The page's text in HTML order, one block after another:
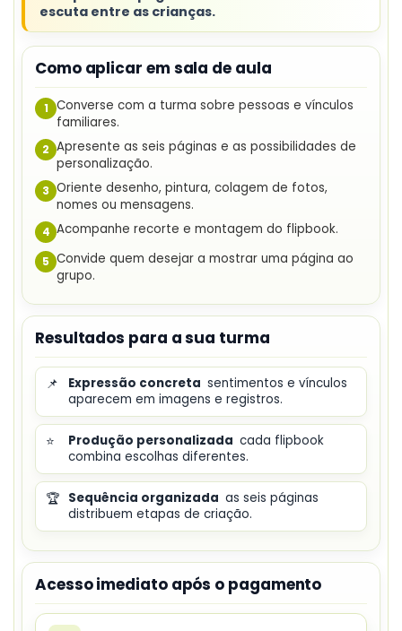
escuta entre as crianças.
Como aplicar em sala de aula
1 Converse com a turma sobre pessoas e vínculos
familiares.
2 Apresente as seis páginas e as possibilidades de
personalização.
3 Oriente desenho, pintura, colagem de fotos,
nomes ou mensagens.
4 Acompanhe recorte e montagem do flipbook.
5 Convide quem desejar a mostrar uma página ao
grupo.
Resultados para a sua turma
📌 Expressão concreta sentimentos e vínculos
aparecem em imagens e registros.
⭐ Produção personalizada cada flipbook
combina escolhas diferentes.
🏆 Sequência organizada as seis páginas
distribuem etapas de criação.
Acesso imediato após o pagamento